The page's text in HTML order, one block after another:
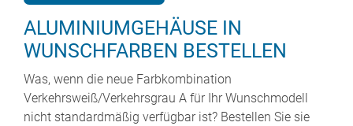
ALUMINIUMGEHÄUSE IN
WUNSCHFARBEN BESTELLEN
Was, wenn die neue Farbkombination
Verkehrsweiß/Verkehrsgrau A für Ihr Wunschmodell
nicht standardmäßig verfügbar ist? Bestellen Sie sie